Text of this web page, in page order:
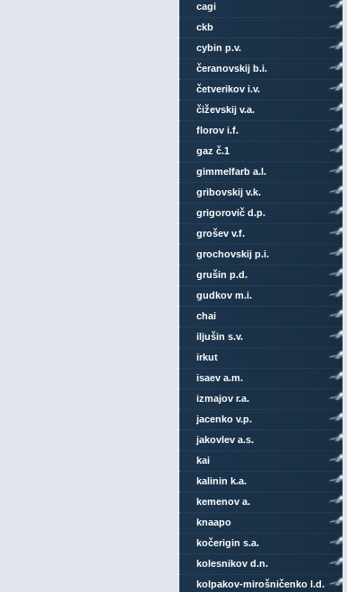
cagi
ckb
cybin p.v.
čeranovskij b.i.
četverikov i.v.
čiževskij v.a.
florov i.f.
gaz č.1
gimmelfarb a.l.
gribovskij v.k.
grigorovič d.p.
grošev v.f.
grochovskij p.i.
grušin p.d.
gudkov m.i.
chai
iljušin s.v.
irkut
isaev a.m.
izmajov r.a.
jacenko v.p.
jakovlev a.s.
kai
kalinin k.a.
kemenov a.
knaapo
kočerigin s.a.
kolesnikov d.n.
kolpakov-mirošničenko l.d.